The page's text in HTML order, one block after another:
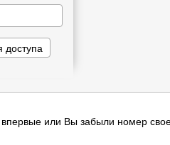
или Вы забыли номер